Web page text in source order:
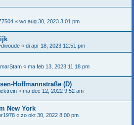
« wo aug 30, 2023 3:01 pm
« di apr 18, 2023 12:51 pm
« ma feb 13, 2023 11:18 pm
Hoffmannstraße (D)
« ma dec 12, 2022 9:52 am
New York
« zo okt 30, 2022 8:00 pm